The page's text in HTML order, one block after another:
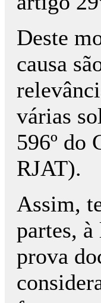
Deste
causa
várias
596º do
RJAT).
Assim,
partes,
prova